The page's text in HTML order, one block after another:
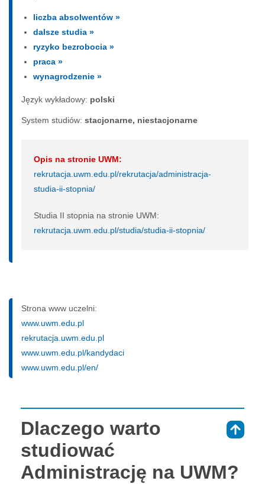
liczba absolwentów »
dalsze studia »
ryzyko bezrobocia »
praca »
wynagrodzenie »
Język wykładowy: polski
System studiów: sta­cjo­nar­ne, nie­sta­cjo­nar­ne
Opis na stronie UWM:
rekrutacja.uwm.edu.pl/rekrutacja/administracja-
studia-ii-stopnia/
Studia II stopnia na stronie UWM:
rekrutacja.uwm.edu.pl/studia/studia-ii-stopnia/
Strona www uczelni:
www.uwm.edu.pl
rekrutacja.uwm.edu.pl
www.uwm.edu.pl/kandydaci
www.uwm.edu.pl/en/
Dlaczego warto
studiować
Administrację na UWM?